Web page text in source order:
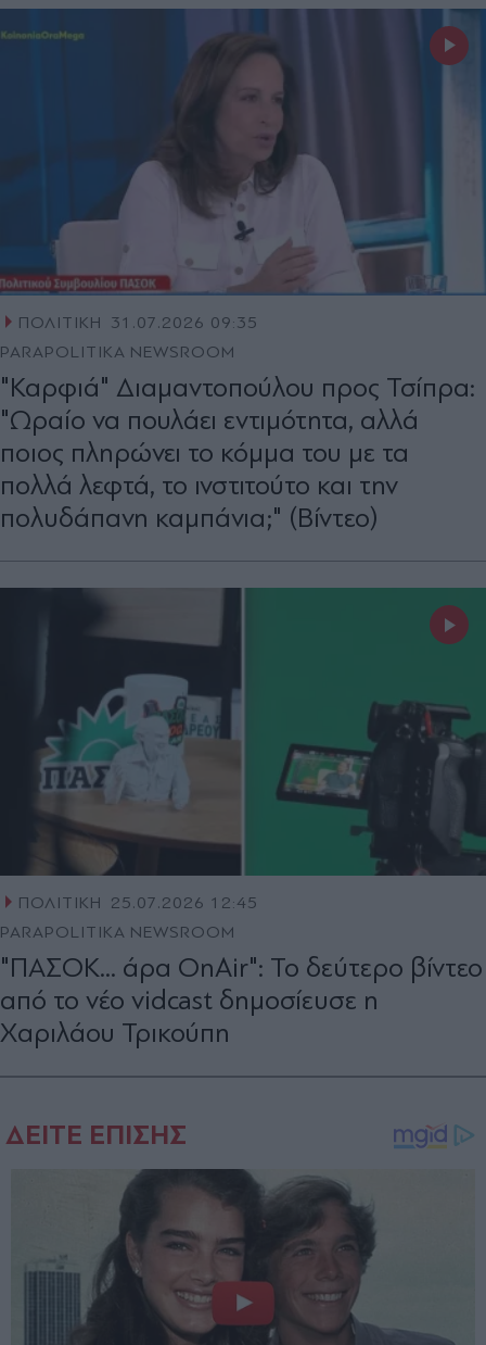
ΠΟΛΙΤΙΚΗ
31.07.2026 09:35
PARAPOLITIKA NEWSROOM
"Καρφιά" Διαμαντοπούλου προς Τσίπρα:
"Ωραίο να πουλάει εντιμότητα, αλλά
ποιος πληρώνει το κόμμα του με τα
πολλά λεφτά, το ινστιτούτο και την
πολυδάπανη καμπάνια;" (Βίντεο)
ΠΟΛΙΤΙΚΗ
25.07.2026 12:45
PARAPOLITIKA NEWSROOM
"ΠΑΣΟΚ... άρα OnAir": Το δεύτερο βίντεο
από το νέο vidcast δημοσίευσε η
Χαριλάου Τρικούπη